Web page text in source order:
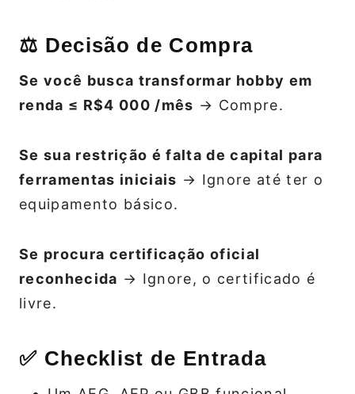
⚖️ Decisão de Compra
Se você busca transformar hobby em
renda ≤ R$4 000 /mês → Compre.
Se sua restrição é falta de capital para
ferramentas iniciais → Ignore até ter o
equipamento básico.
Se procura certificação oficial
reconhecida → Ignore, o certificado é
livre.
✅ Checklist de Entrada